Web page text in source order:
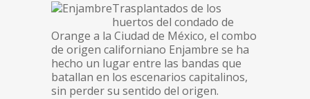
Trasplantados de los
huertos del condado de
Orange a la Ciudad de México, el combo
de origen californiano Enjambre se ha
hecho un lugar entre las bandas que
batallan en los escenarios capitalinos,
sin perder su sentido del origen.